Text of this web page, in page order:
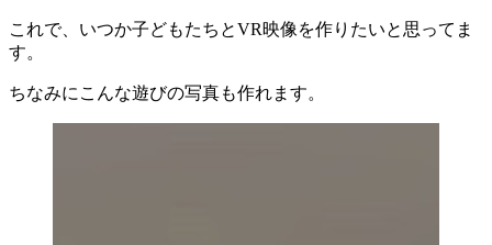
これで、いつか子どもたちとVR映像を作りたいと思ってま
す。
ちなみにこんな遊びの写真も作れます。